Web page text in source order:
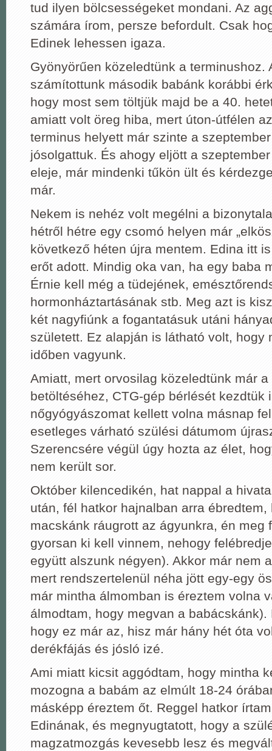
tud ilyen bölcsességeket mondani. Az
számára írom, persze befordult. Csak
Edinek lehessen igaza.
Gyönyörűen közeledtünk a terminushoz.
számítottunk második babánk korábbi
hogy most sem töltjük majd be a 40.
amiatt volt öreg hiba, mert úton-útfélen
terminus helyett már szinte a
jósolgattuk. És ahogy eljött a
eleje, már mindenki tűkön ült és
már.
Nekem is nehéz volt megélni a
hétről hétre egy csomó helyen már
következő héten újra mentem. Edina itt
erőt adott. Mindig oka van, ha egy baba
Érnie kell még a tüdejének,
hormonháztartásának stb. Meg azt is
két nagyfiúnk a fogantatásuk utáni
született. Ez alapján is látható volt, hogy
időben vagyunk.
Amiatt, mert orvosilag közeledtünk már a
betöltéséhez, CTG-gép bérlését kezdtük
nőgyógyászomat kellett volna másnap
esetleges várható szülési dátumom
Szerencsére végül úgy hozta az élet,
nem került sor.
Október kilencedikén, hat nappal a
után, fél hatkor hajnalban arra ébredtem,
macskánk ráugrott az ágyunkra, én meg
gyorsan ki kell vinnem, nehogy
együtt alszunk négyen). Akkor már nem
mert rendszertelenül néha jött egy-egy
már mintha álmomban is éreztem volna
álmodtam, hogy megvan a babácskánk).
hogy ez már az, hisz már hány hét óta
derékfájás és jósló izé.
Ami miatt kicsit aggódtam, hogy mintha
mozogna a babám az elmúlt 18-24
másképp éreztem őt. Reggel hatkor
Edinának, és megnyugtatott, hogy a
magzatmozgás kevesebb lesz és